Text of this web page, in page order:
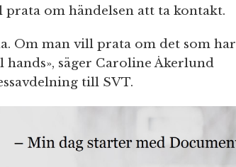
om händelsen att ta kontakt.
Om man vill prata om det som har
säger Caroline Åkerlund
till SVT.